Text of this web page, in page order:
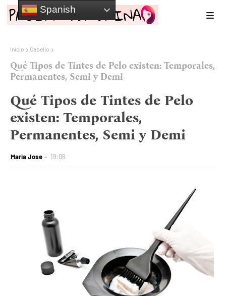
Inicio Cabello
Qué Tipos de Tintes de Pelo existen: Temporales,
Permanentes, Semi y Demi
Qué Tipos de Tintes de Pelo
existen: Temporales,
Permanentes, Semi y Demi
Maria Jose 19:06
Spanish